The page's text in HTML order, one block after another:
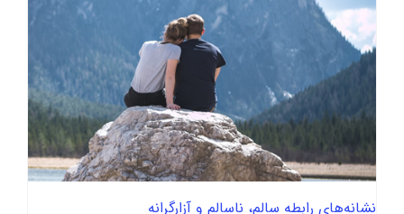
نشانه‌های رابطه سالم، ناسالم و آزارگرانه